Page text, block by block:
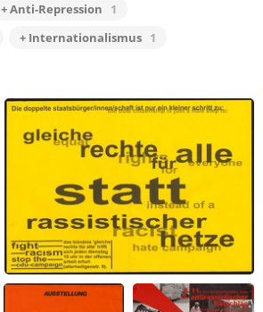
+ Anti-Repression
1
+ Internationalismus 1
Gleiche Rechte für Alle statt rassistischer
Hetze